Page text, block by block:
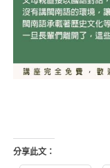
分享此文：